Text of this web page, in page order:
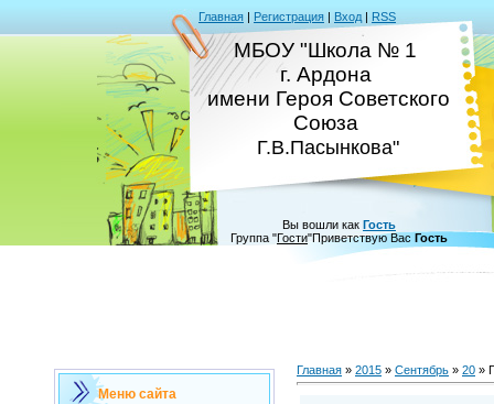
Главная | Регистрация | Вход | RSS
МБОУ "Школа № 1
г. Ардона
имени Героя Советского
Союза
Г.В.Пасынкова"
Вы вошли как Гость
Группа "Гости"Приветствую Вас Гость
Меню сайта
Главная » 2015 » Сентябрь » 20 »